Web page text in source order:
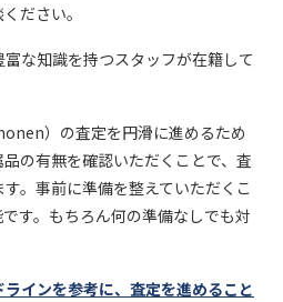
ださい。
な知識を持つスタッフが在籍して
）の査定を円滑に進めるため
の有無を確認いただくことで、査
。事前に準備を整えていただくこ
す。もちろん何の準備なしでも対
インを参考に、査定を進めること